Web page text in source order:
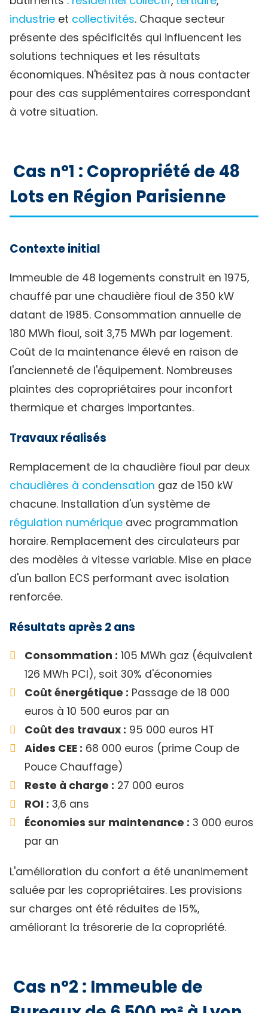
industrie et collectivités. Chaque secteur
présente des spécificités qui influencent les
solutions techniques et les résultats
économiques. N'hésitez pas à nous contacter
pour des cas supplémentaires correspondant
à votre situation.
Cas n°1 : Copropriété de 48
Lots en Région Parisienne
Contexte initial
Immeuble de 48 logements construit en 1975,
chauffé par une chaudière fioul de 350 kW
datant de 1985. Consommation annuelle de
180 MWh fioul, soit 3,75 MWh par logement.
Coût de la maintenance élevé en raison de
l'ancienneté de l'équipement. Nombreuses
plaintes des copropriétaires pour inconfort
thermique et charges importantes.
Travaux réalisés
Remplacement de la chaudière fioul par deux
chaudières à condensation gaz de 150 kW
chacune. Installation d'un système de
régulation numérique avec programmation
horaire. Remplacement des circulateurs par
des modèles à vitesse variable. Mise en place
d'un ballon ECS performant avec isolation
renforcée.
Résultats après 2 ans
Consommation : 105 MWh gaz (équivalent
126 MWh PCI), soit 30% d'économies
Coût énergétique : Passage de 18 000
euros à 10 500 euros par an
Coût des travaux : 95 000 euros HT
Aides CEE : 68 000 euros (prime Coup de
Pouce Chauffage)
Reste à charge : 27 000 euros
ROI : 3,6 ans
Économies sur maintenance : 3 000 euros
par an
L'amélioration du confort a été unanimement
saluée par les copropriétaires. Les provisions
sur charges ont été réduites de 15%,
améliorant la trésorerie de la copropriété.
Cas n°2 : Immeuble de